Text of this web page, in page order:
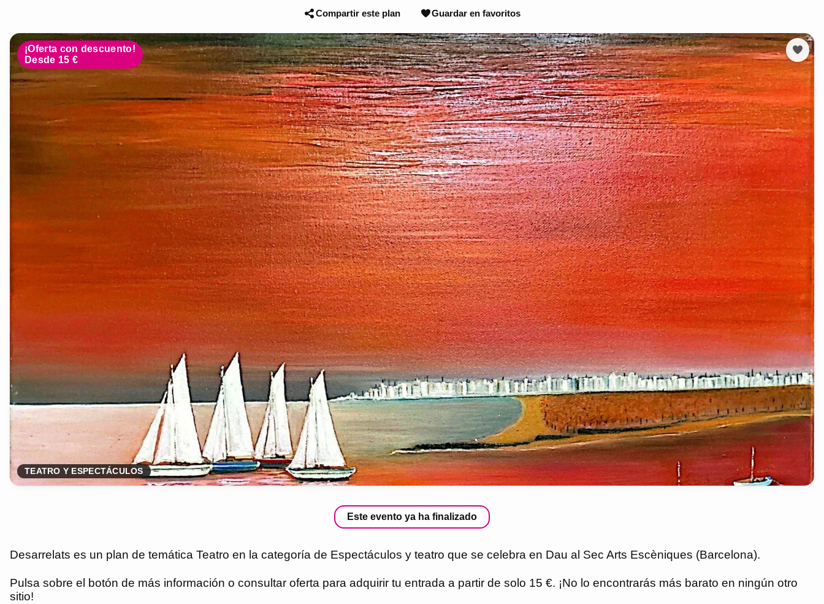
Compartir este plan Guardar en favoritos
¡Oferta con descuento!
Desde 15 €
TEATRO Y ESPECTÁCULOS
Este evento ya ha finalizado
Desarrelats es un plan de temática Teatro en la categoría de Espectáculos y teatro que se celebra en Dau al Sec Arts Escèniques (Barcelona).
Pulsa sobre el botón de más información o consultar oferta para adquirir tu entrada a partir de solo 15 €. ¡No lo encontrarás más barato en ningún otro
sitio!